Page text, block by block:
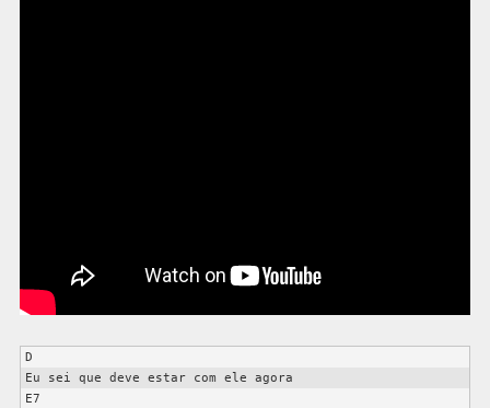
D
Eu sei que deve estar com ele agora
E7